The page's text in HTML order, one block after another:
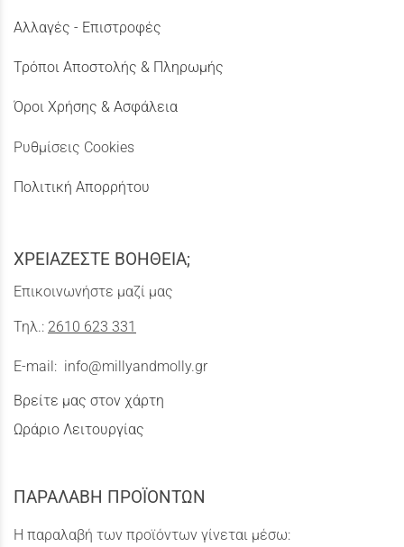
Αλλαγές - Επιστροφές
Τρόποι Αποστολής & Πληρωμής
Όροι Χρήσης & Ασφάλεια
Ρυθμίσεις Cookies
Πολιτική Απορρήτου
ΧΡΕΙΑΖΕΣΤΕ ΒΟΗΘΕΙΑ;
Επικοινωνήστε μαζί μας
Τηλ.: 2610 623 331
E-mail: info@millyandmolly.gr
Βρείτε μας στον χάρτη
Ωράριο Λειτουργίας
ΠΑΡΑΛΑΒΗ ΠΡΟΪΟΝΤΩΝ
Η παραλαβή των προϊόντων γίνεται μέσω: